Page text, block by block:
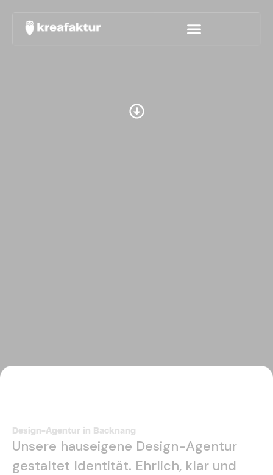
Design-Agentur in Backnang
Unsere hauseigene Design-Agentur
gestaltet Identität. Ehrlich, klar und